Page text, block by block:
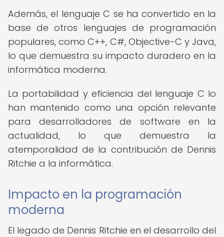
Además, el lenguaje C se ha convertido en la
base de otros lenguajes de programación
populares, como C++, C#, Objective-C y Java,
lo que demuestra su impacto duradero en la
informática moderna.
La portabilidad y eficiencia del lenguaje C lo
han mantenido como una opción relevante
para desarrolladores de software en la
actualidad, lo que demuestra la
atemporalidad de la contribución de Dennis
Ritchie a la informática.
Impacto en la programación
moderna
El legado de Dennis Ritchie en el desarrollo del